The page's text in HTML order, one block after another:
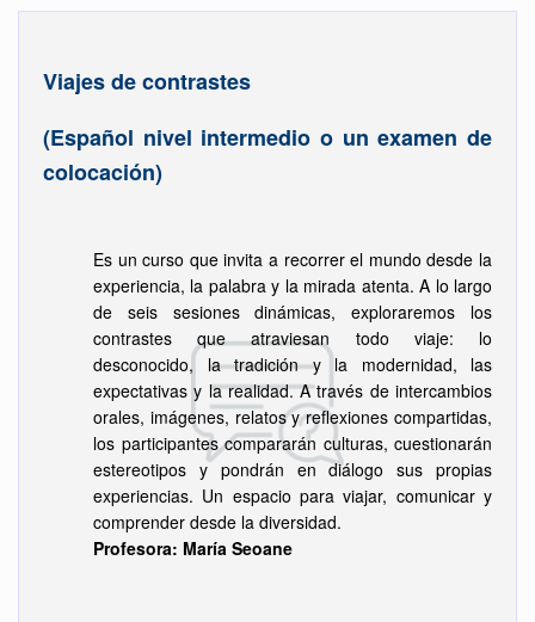
Viajes de contrastes
(Español nivel intermedio o un examen de
colocación)
Es un curso que invita a recorrer el mundo desde la
experiencia, la palabra y la mirada atenta. A lo largo
de seis sesiones dinámicas, exploraremos los
contrastes que atraviesan todo viaje: lo
desconocido, la tradición y la modernidad, las
expectativas y la realidad. A través de intercambios
orales, imágenes, relatos y reflexiones compartidas,
los participantes compararán culturas, cuestionarán
estereotipos y pondrán en diálogo sus propias
experiencias. Un espacio para viajar, comunicar y
comprender desde la diversidad.
Profesora: María Seoane